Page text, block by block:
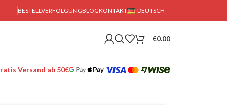
BESTELLVERFOLGUNGBLOGKONTAKT DEUTSCH
€0.00
Versand ab 50€